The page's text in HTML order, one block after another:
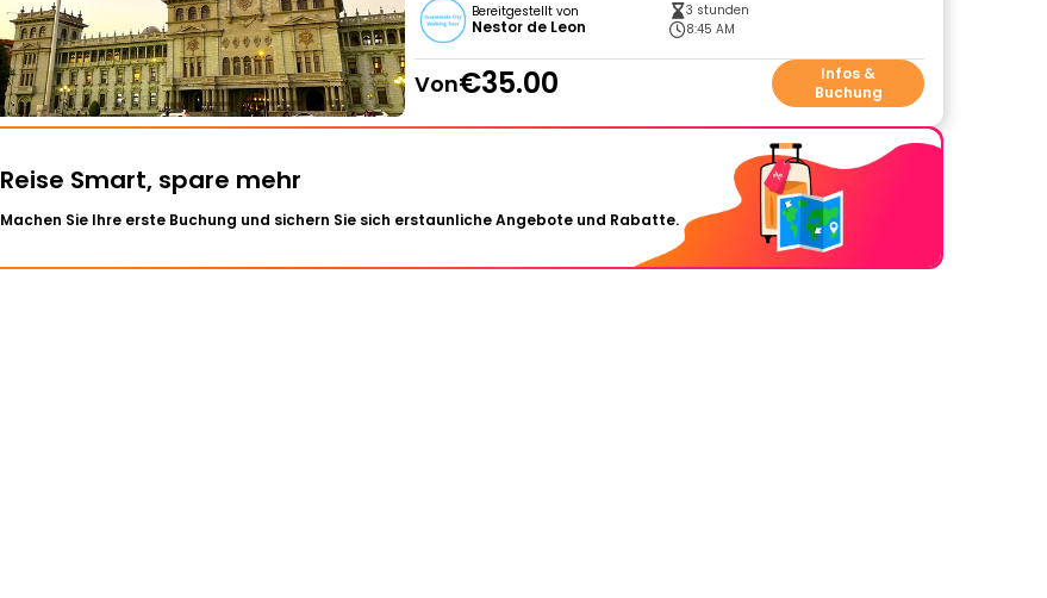
Bereitgestellt von
Nestor de Leon
3 stunden
8:45 AM
Von€35.00
Infos &
Buchung
Reise Smart, spare mehr
Machen Sie Ihre erste Buchung und sichern Sie sich erstaunliche Angebote und Rabatte.